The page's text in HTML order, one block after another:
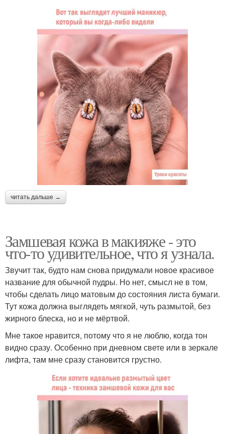
читать дальше →
Замшевая кожа в макияже - это
что-то удивительное, что я узнала.
Звучит так, будто нам снова придумали новое красивое
название для обычной пудры. Но нет, смысл не в том,
чтобы сделать лицо матовым до состояния листа бумаги.
Тут кожа должна выглядеть мягкой, чуть размытой, без
жирного блеска, но и не мёртвой.
Мне такое нравится, потому что я не люблю, когда тон
видно сразу. Особенно при дневном свете или в зеркале
лифта, там мне сразу становится грустно.